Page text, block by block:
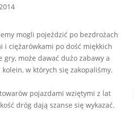
mogli pojeździć po bezdrożach
i ciężarówkami po dość miękkich
może dawać dużo zabawy a
w których się zakopaliśmy.
pojazdami wziętymi z lat
dróg dają szanse się wykazać.